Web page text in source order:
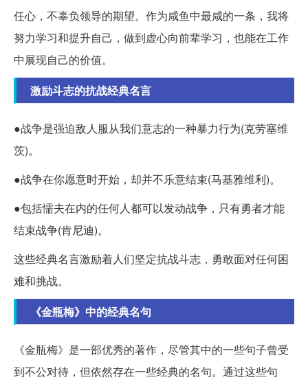
任心，不辜负领导的期望。作为咸鱼中最咸的一条，我将
努力学习和提升自己，做到虚心向前辈学习，也能在工作
中展现自己的价值。
激励斗志的抗战经典名言
●战争是强迫敌人服从我们意志的一种暴力行为(克劳塞维
茨)。
●战争在你愿意时开始，却并不乐意结束(马基雅维利)。
●包括懦夫在内的任何人都可以发动战争，只有勇者才能
结束战争(肯尼迪)。
这些经典名言激励着人们坚定抗战斗志，勇敢面对任何困
难和挑战。
《金瓶梅》中的经典名句
《金瓶梅》是一部优秀的著作，尽管其中的一些句子曾受
到不公对待，但依然存在一些经典的名句。通过这些句